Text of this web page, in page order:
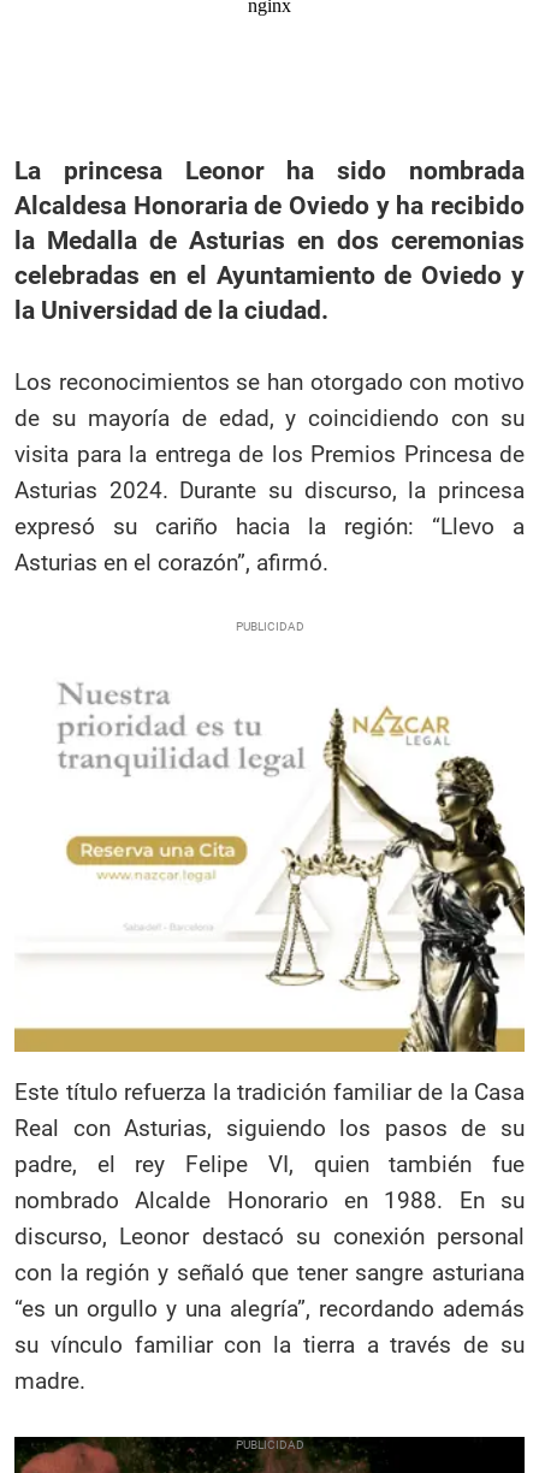
La princesa Leonor ha sido nombrada
Alcaldesa Honoraria de Oviedo y ha recibido
la Medalla de Asturias en dos ceremonias
celebradas en el Ayuntamiento de Oviedo y
la Universidad de la ciudad.
Los reconocimientos se han otorgado con motivo
de su mayoría de edad, y coincidiendo con su
visita para la entrega de los Premios Princesa de
Asturias 2024. Durante su discurso, la princesa
expresó su cariño hacia la región: “Llevo a
Asturias en el corazón”, afirmó.
Este título refuerza la tradición familiar de la Casa
Real con Asturias, siguiendo los pasos de su
padre, el rey Felipe VI, quien también fue
nombrado Alcalde Honorario en 1988. En su
discurso, Leonor destacó su conexión personal
con la región y señaló que tener sangre asturiana
“es un orgullo y una alegría”, recordando además
su vínculo familiar con la tierra a través de su
madre.